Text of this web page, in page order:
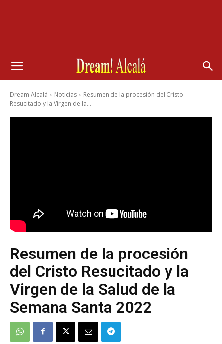
Dream Alcalá Noticias
Resumen de la procesión del Cristo
Resucitado y la Virgen de la...
Resumen de la procesión
del Cristo Resucitado y la
Virgen de la Salud de la
Semana Santa 2022